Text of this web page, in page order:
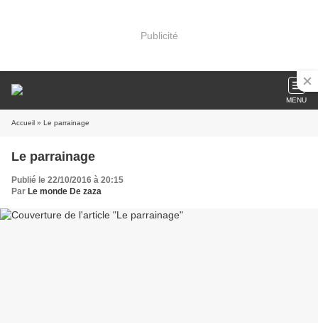
Publicité
MENU
Accueil » Le parrainage
Le parrainage
Publié le 22/10/2016 à 20:15
Par Le monde De zaza